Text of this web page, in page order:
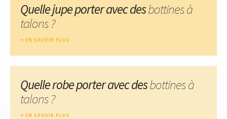
Quelle jupe porter avec desbottines à
talons ?
EN SAVOIR PLUS
Quelle robe porter avec desbottines à
talons ?
EN SAVOIR PLUS